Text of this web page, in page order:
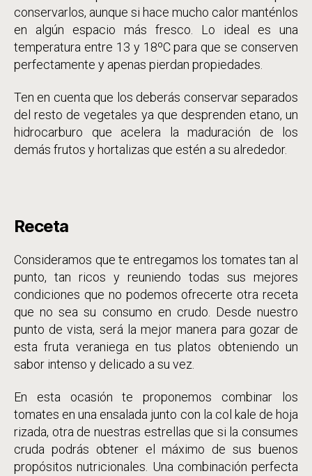
conservarlos, aunque si hace mucho calor manténlos
en algún espacio más fresco. Lo ideal es una
temperatura entre 13 y 18ºC para que se conserven
perfectamente y apenas pierdan propiedades.
Ten en cuenta que los deberás conservar separados
del resto de vegetales ya que desprenden etano, un
hidrocarburo que acelera la maduración de los
demás frutos y hortalizas que estén a su alrededor.
Receta
Consideramos que te entregamos los tomates tan al
punto, tan ricos y reuniendo todas sus mejores
condiciones que no podemos ofrecerte otra receta
que no sea su consumo en crudo. Desde nuestro
punto de vista, será la mejor manera para gozar de
esta fruta veraniega en tus platos obteniendo un
sabor intenso y delicado a su vez.
En esta ocasión te proponemos combinar los
tomates en una ensalada junto con la col kale de hoja
rizada, otra de nuestras estrellas que si la consumes
cruda podrás obtener el máximo de sus buenos
propósitos nutricionales. Una combinación perfecta